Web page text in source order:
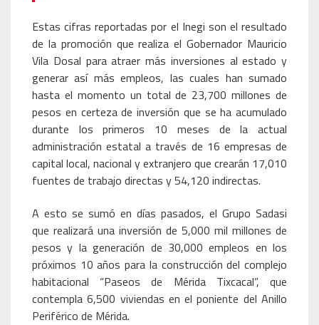
Estas cifras reportadas por el Inegi son el resultado
de la promoción que realiza el Gobernador Mauricio
Vila Dosal para atraer más inversiones al estado y
generar así más empleos, las cuales han sumado
hasta el momento un total de 23,700 millones de
pesos en certeza de inversión que se ha acumulado
durante los primeros 10 meses de la actual
administración estatal a través de 16 empresas de
capital local, nacional y extranjero que crearán 17,010
fuentes de trabajo directas y 54,120 indirectas.
A esto se sumó en días pasados, el Grupo Sadasi
que realizará una inversión de 5,000 mil millones de
pesos y la generación de 30,000 empleos en los
próximos 10 años para la construcción del complejo
habitacional “Paseos de Mérida Tixcacal”, que
contempla 6,500 viviendas en el poniente del Anillo
Periférico de Mérida.